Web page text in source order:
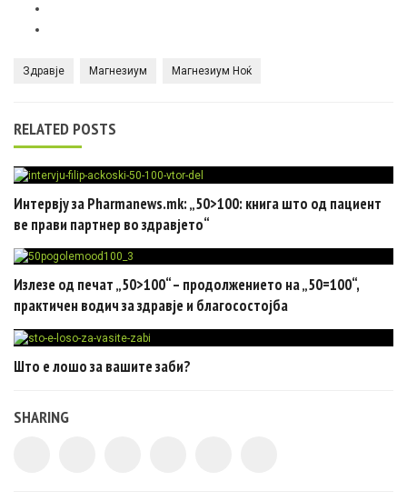
Здравје Магнезиум Магнезиум Ноќ
RELATED POSTS
Интервју за Pharmanews.mk: „50>100: книга што од пациент
ве прави партнер во здравјето“
Излезе од печат „50>100“ – продолжението на „50=100“,
практичен водич за здравје и благосостојба
Што е лошо за вашите заби?
SHARING